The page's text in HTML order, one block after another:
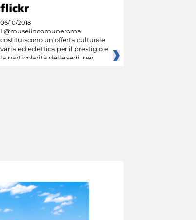
06/10/2018
I @museiincomuneroma
costituiscono un’offerta culturale
varia ed eclettica per il prestigio e
la particolarità delle sedi, per